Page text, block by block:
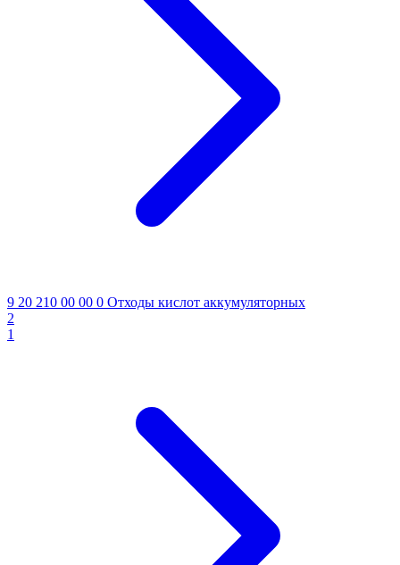
9 20 210 00 00 0 Отходы кислот аккумуляторных
2
1